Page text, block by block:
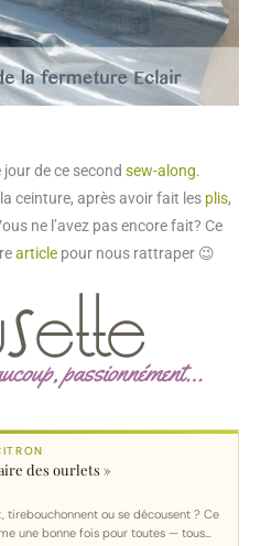
de ce second sew-along.
ceinture, après avoir fait les plis,
ne l’avez pas encore fait? Ce
article pour nous rattraper 😉
des ourlets »
tirebouchonnent ou se décousent ? Ce
une bonne fois pour toutes — tous